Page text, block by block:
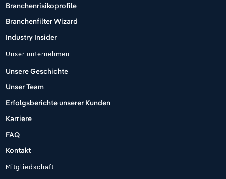
Branchenrisikoprofile
Branchenfilter Wizard
Industry Insider
Unser unternehmen
Unsere Geschichte
Unser Team
Erfolgsberichte unserer Kunden
Karriere
FAQ
Kontakt
Mitgliedschaft